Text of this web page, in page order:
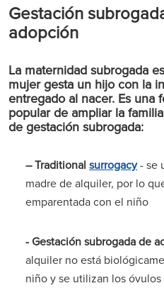
Gestación
adopción
La maternidad subrogada
mujer gesta un hijo con la
entregado al nacer. Es una
popular de ampliar la
de gestación subrogada:
– Traditional surrogacy- se
madre de alquiler, por lo
emparentada con el niño
- Gestación subrogada de
alquiler no está
niño y se utilizan los